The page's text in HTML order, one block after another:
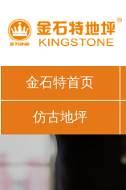
金石特首页
仿古地坪